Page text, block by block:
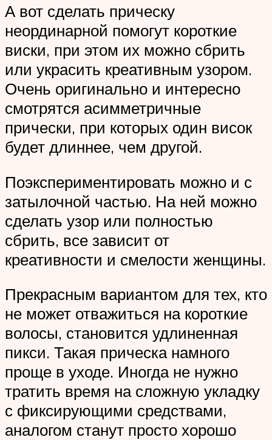
А вот сделать прическу
неординарной помогут короткие
виски, при этом их можно сбрить
или украсить креативным узором.
Очень оригинально и интересно
смотрятся асимметричные
прически, при которых один висок
будет длиннее, чем другой.
Поэкспериментировать можно и с
затылочной частью. На ней можно
сделать узор или полностью
сбрить, все зависит от
креативности и смелости женщины.
Прекрасным вариантом для тех, кто
не может отважиться на короткие
волосы, становится удлиненная
пикси. Такая прическа намного
проще в уходе. Иногда не нужно
тратить время на сложную укладку
с фиксирующими средствами,
аналогом станут просто хорошо